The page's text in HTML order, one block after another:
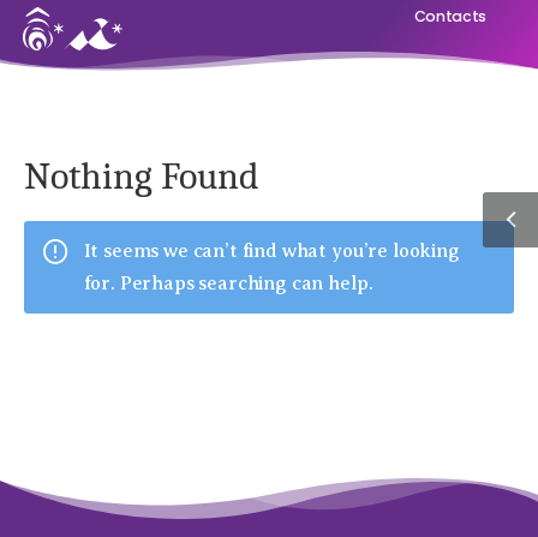
Contacts
Nothing Found
It seems we can’t find what you’re looking
for. Perhaps searching can help.